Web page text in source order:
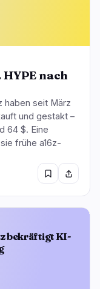
nach
haben seit März
und gestakt –
64 $. Eine
frühe a16z-
bekräftigt KI-